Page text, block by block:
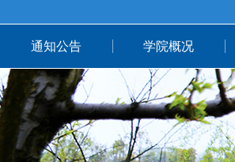
通知公告 学院概况